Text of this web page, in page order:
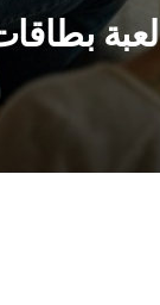
لعبة